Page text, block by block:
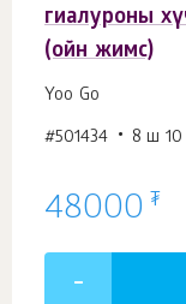
гиалуроны
(ойн жимс)
Yoo Gо
#501434 8 ш 10
48000 ₮